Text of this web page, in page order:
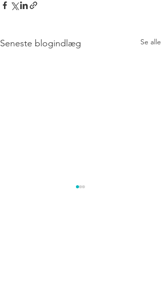
Seneste blogindlæg Se alle